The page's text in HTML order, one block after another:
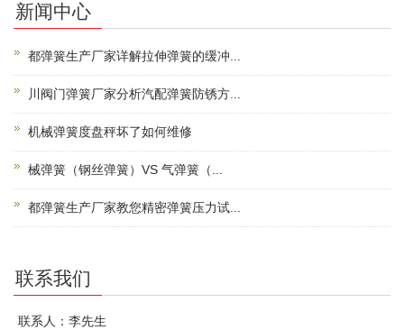
新闻中心
都弹簧生产厂家详解拉伸弹簧的缓冲...
川阀门弹簧厂家分析汽配弹簧防锈方...
机械弹簧度盘秤坏了如何维修
械弹簧（钢丝弹簧）VS 气弹簧（...
都弹簧生产厂家教您精密弹簧压力试...
联系我们
联系人：李先生